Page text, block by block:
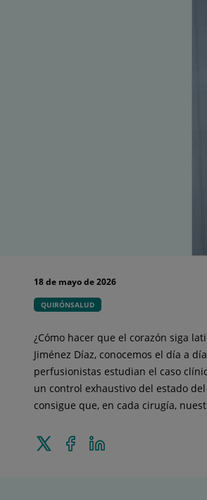
18 de mayo de 2026
QUIRÓNSALUD
¿Cómo hacer que el corazón siga
Jiménez Díaz, conocemos el día a
perfusionistas estudian el caso
un control exhaustivo del estado
consigue que, en cada cirugía,
Enviar
Compartir
en